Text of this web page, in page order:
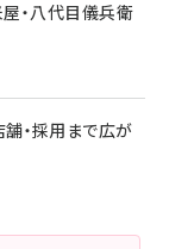
・八代目儀兵衛
舗・採用まで広が